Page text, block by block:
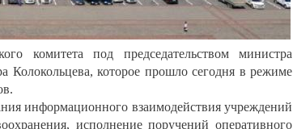
комитета под председательством министра
Колокольцева, которое прошло сегодня в режиме
информационного взаимодействия учреждений
исполнение поручений оперативного